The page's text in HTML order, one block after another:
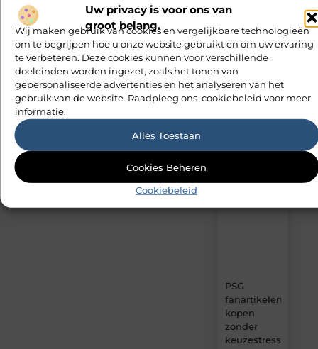
Uw privacy is voor ons van
groot belang.
Wij maken gebruik van cookies en vergelijkbare technologieën
om te begrijpen hoe u onze website gebruikt en om uw ervaring
te verbeteren. Deze cookies kunnen voor verschillende
doeleinden worden ingezet, zoals het tonen van
gepersonaliseerde advertenties en het analyseren van het
gebruik van de website. Raadpleeg ons cookiebeleid voor meer
informatie.
Alles Toestaan
Cookies Beheren
Cookiebeleid
Aanbiedingen
)
Woning
en Tuin
(72
)
Bedrijven
(52
)
Winkelen
(42
)
)
berichten
Laat
je
inspireren
door
de
nieuwste
–
PSG
fanartikelen
kopen
zonder
keuzestress